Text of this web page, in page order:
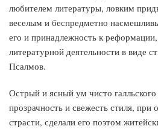
любителем литературы, ловким
веселым и беспредметно
его и принадлежность к реформации,
литературной деятельности в виде
Псалмов.
Острый и ясный ум чисто
прозрачность и свежесть стиля, при
страсти, сделали его поэтом